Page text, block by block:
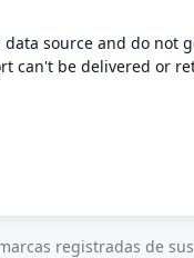
source and do not
can't be delivered or
registradas de